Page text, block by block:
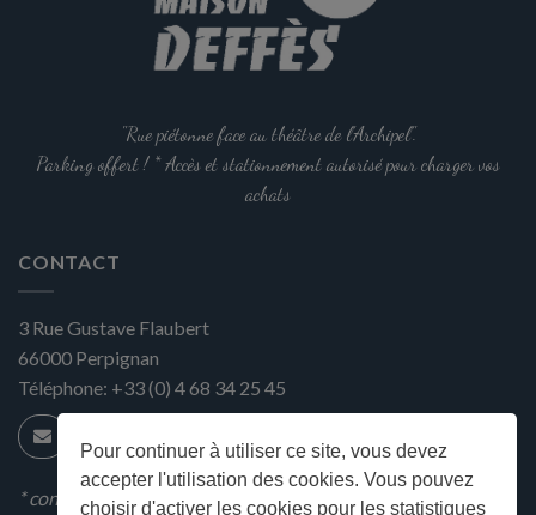
Pour continuer à utiliser ce site, vous devez
accepter l'utilisation des cookies. Vous pouvez
choisir d'activer les cookies pour les statistiques
"Rue piétonne face au théâtre de l'Archipel".
Parking offert ! * Accès et stationnement autorisé pour charger vos
achats
CONTACT
3 Rue Gustave Flaubert
66000 Perpignan
Téléphone: +33 (0) 4 68 34 25 45
* condition en magasin